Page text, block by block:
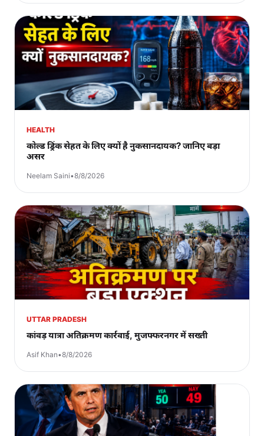
HEALTH
कोल्ड ड्रिंक सेहत के लिए क्यों है नुकसानदायक? जानिए बड़ा
असर
Neelam Saini•8/8/2026
UTTAR PRADESH
कांवड़ यात्रा अतिक्रमण कार्रवाई, मुजफ्फरनगर में सख्ती
Asif Khan•8/8/2026